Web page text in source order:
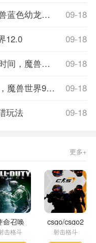
09-18
幼龙坐骑
09-18
12.0
09-18
团再临数据库
09-18
9.1磨难词缀
09-18
玩法
更多+
命召唤
击格斗
csgo/csgo2
射击格斗